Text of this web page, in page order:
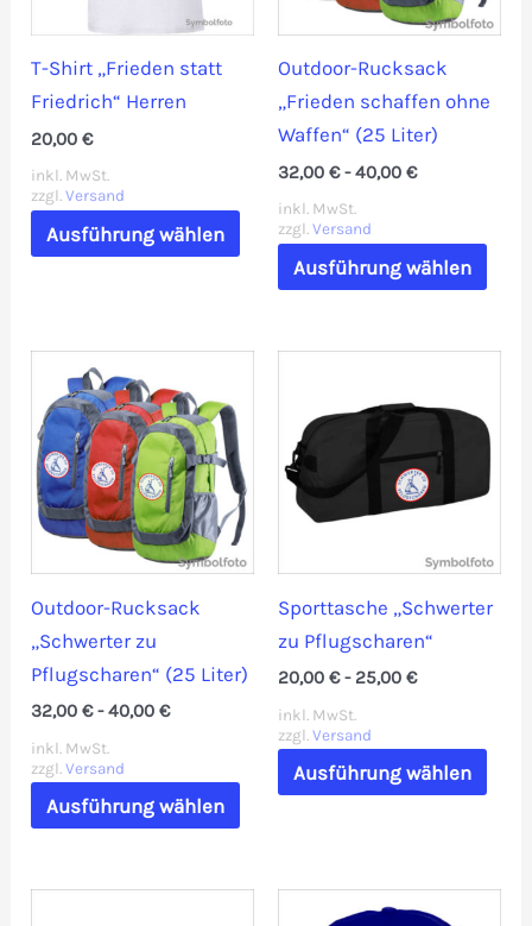
T-Shirt „Frieden statt
Friedrich“ Herren
20,00€
inkl. MwSt.
zzgl.Versand
Ausführung wählen
Dieses
Produkt
weist
Varianten
Optionen
können
auf
der
Produktseite
gewählt
werden
Outdoor-Rucksack
„Frieden schaffen ohne
Waffen“ (25 Liter)
32,00 €-40,00 €
inkl. MwSt.
zzgl. Versand
Ausführung wählen
Die
der
Outdoor-Rucksack
„Schwerter zu
Pflugscharen“ (25 Liter)
32,00€-40,00€
inkl. MwSt.
zzgl.Versand
Ausführung wählen
Dieses
Produkt
mehrere
Sporttasche „Schwerter
zu Pflugscharen“
20,00 €- 25,00 €
inkl. MwSt.
zzgl. Versand
Ausführung wählen